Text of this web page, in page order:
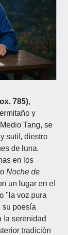
785),
y
Tang, se
sutil, diestro
de luna.
en los
Noche de
un lugar en el
"la voz pura
su poesía
la serenidad
tradición